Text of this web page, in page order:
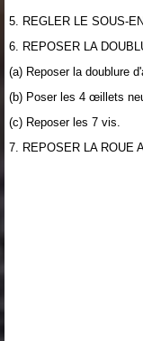
5. REGLER LE SOUS-
6. REPOSER LA
(a) Reposer la doublure
(b) Poser les 4 œillets
(c) Reposer les 7 vis.
7. REPOSER LA ROUE